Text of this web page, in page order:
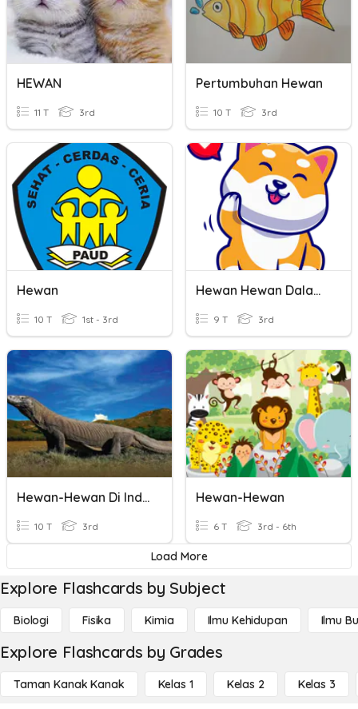
HEWAN
11 T 3rd
Pertumbuhan Hewan
10 T 3rd
Hewan
10 T 1st - 3rd
Hewan Hewan Dalam Bahasa Arab
9 T 3rd
Hewan-Hewan Di Indonesia
10 T 3rd
Hewan-Hewan
6 T 3rd - 6th
Load More
Explore Flashcards by Subject
Biologi Fisika Kimia Ilmu Kehidupan Ilmu
Explore Flashcards by Grades
Taman Kanak Kanak Kelas 1 Kelas 2 Kelas 3